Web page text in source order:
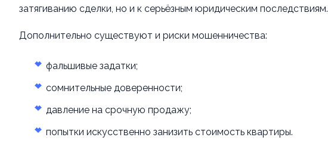
затягиванию сделки, но и к серьёзным юридическим последствиям.
Дополнительно существуют и риски мошенничества:
фальшивые задатки;
сомнительные доверенности;
давление на срочную продажу;
попытки искусственно занизить стоимость квартиры.